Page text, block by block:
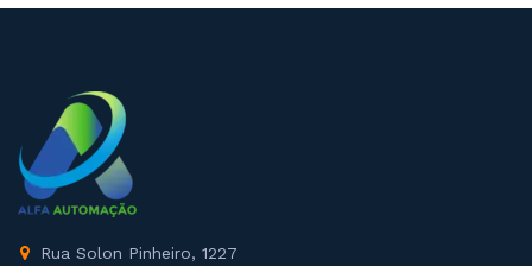
Rua Solon Pinheiro, 1227